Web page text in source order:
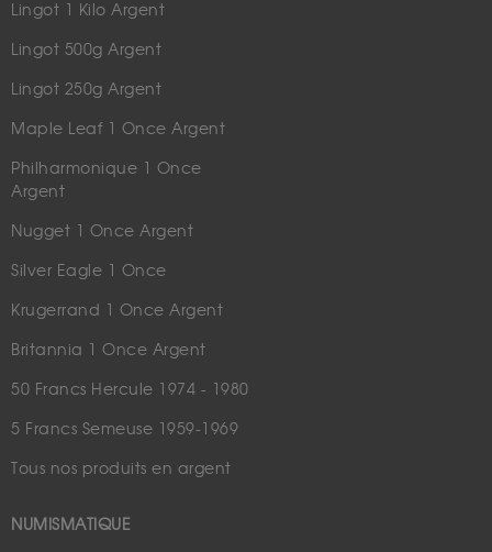
Lingot 1 Kilo Argent
Lingot 500g Argent
Lingot 250g Argent
Maple Leaf 1 Once Argent
Philharmonique 1 Once
Argent
Nugget 1 Once Argent
Silver Eagle 1 Once
Krugerrand 1 Once Argent
Britannia 1 Once Argent
50 Francs Hercule 1974 - 1980
5 Francs Semeuse 1959-1969
Tous nos produits en argent
NUMISMATIQUE